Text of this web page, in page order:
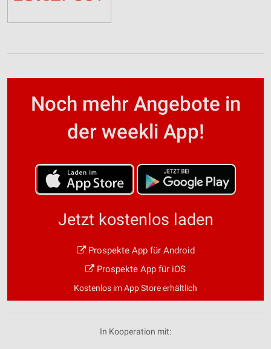
Noch mehr Angebote in
der weekli App!
Jetzt kostenlos laden
Prospekte App für Android
Prospekte App für iOS
Kostenlos im App Store erhältlich
In Kooperation mit: